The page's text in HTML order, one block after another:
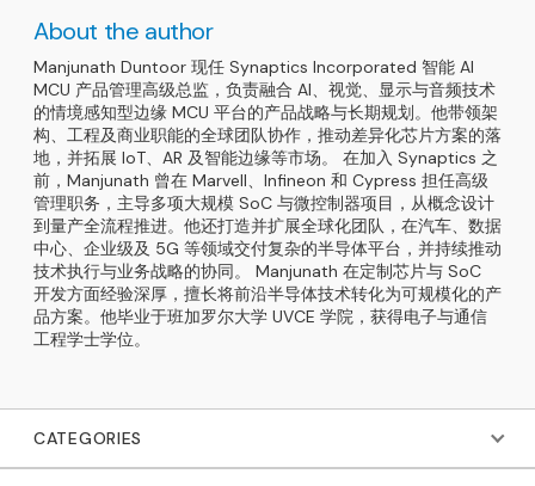
CATEGORIES
About the author
Manjunath Duntoor 现任 Synaptics Incorporated 智能 AI
MCU 产品管理高级总监，负责融合 AI、视觉、显示与音频技术
的情境感知型边缘 MCU 平台的产品战略与长期规划。他带领架
构、工程及商业职能的全球团队协作，推动差异化芯片方案的落
地，并拓展 IoT、AR 及智能边缘等市场。 在加入 Synaptics 之
前，Manjunath 曾在 Marvell、Infineon 和 Cypress 担任高级
管理职务，主导多项大规模 SoC 与微控制器项目，从概念设计
到量产全流程推进。他还打造并扩展全球化团队，在汽车、数据
中心、企业级及 5G 等领域交付复杂的半导体平台，并持续推动
技术执行与业务战略的协同。 Manjunath 在定制芯片与 SoC
开发方面经验深厚，擅长将前沿半导体技术转化为可规模化的产
品方案。他毕业于班加罗尔大学 UVCE 学院，获得电子与通信
工程学士学位。